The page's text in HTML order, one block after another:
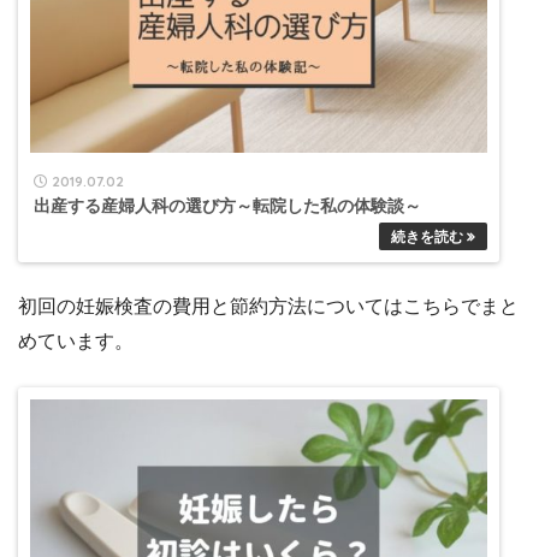
2019.07.02
出産する産婦人科の選び方～転院した私の体験談～
初回の妊娠検査の費用と節約方法についてはこちらでまと
めています。